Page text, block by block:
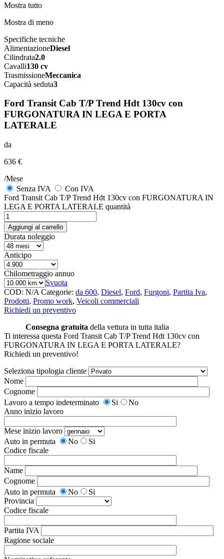
Mostra tutto
Mostra di meno
Specifiche tecniche
AlimentazioneDiesel
Cilindrata2.0
Cavalli130 cv
TrasmissioneMeccanica
Capacità seduta3
Ford Transit Cab T/P Trend Hdt 130cv con
FURGONATURA IN LEGA E PORTA
LATERALE
da
636 €
/Mese
Senza IVA
Con IVA
Ford Transit Cab T/P Trend Hdt 130cv con FURGONATURA IN
LEGA E PORTA LATERALE quantità
Aggiungi al carrello
Durata noleggio
Anticipo
Chilometraggio annuo
Svuota
COD: N/A Categorie: da 600, Diesel, Ford, Furgoni, Partita Iva,
Prodotti, Promo work, Veicoli commerciali
Richiedi un preventivo
Consegna gratuita della vettura in tutta italia
Ti interessa questa Ford Transit Cab T/P Trend Hdt 130cv con
FURGONATURA IN LEGA E PORTA LATERALE?
Richiedi un preventivo!
Seleziona tipologia cliente
Nome
Cognome
Lavoro a tempo indeterminato
Si
No
Anno inizio lavoro
Mese inizio lavoro
Auto in permuta
No
Si
Codice fiscale
Name
Cognome
Auto in permuta
No
Si
Provincia
Codice fiscale
Partita IVA
Ragione sociale